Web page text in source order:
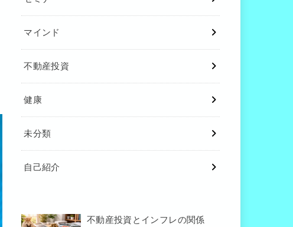
マインド
不動産投資
健康
未分類
自己紹介
不動産投資とインフレの関係